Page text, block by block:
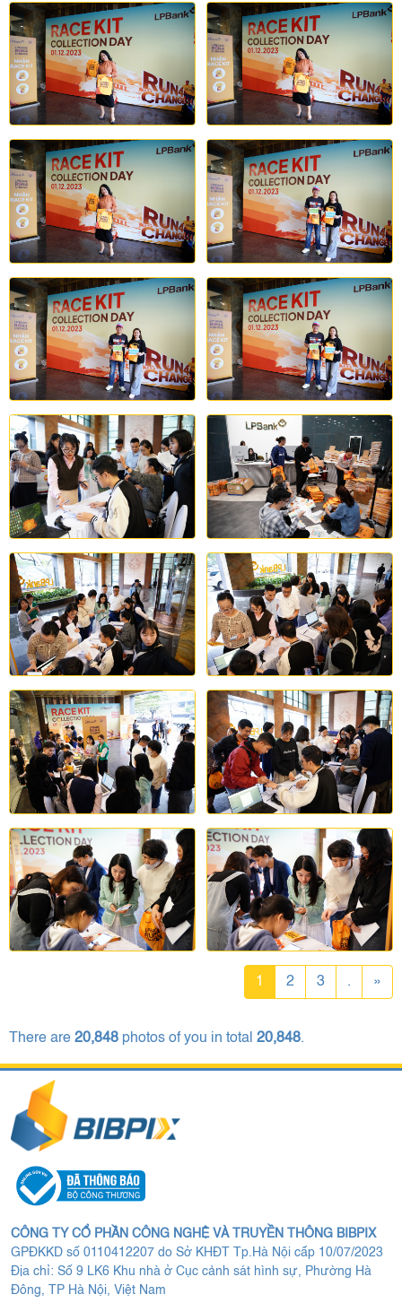
1 2 3 . »
There are 20,848 photos of you in total 20,848.
CÔNG TY CỔ PHẦN CÔNG NGHỆ VÀ TRUYỀN THÔNG BIBPIX
GPĐKKD số 0110412207 do Sở KHĐT Tp.Hà Nội cấp 10/07/2023
Địa chỉ: Số 9 LK6 Khu nhà ở Cục cảnh sát hình sự, Phường Hà
Đông, TP Hà Nội, Việt Nam